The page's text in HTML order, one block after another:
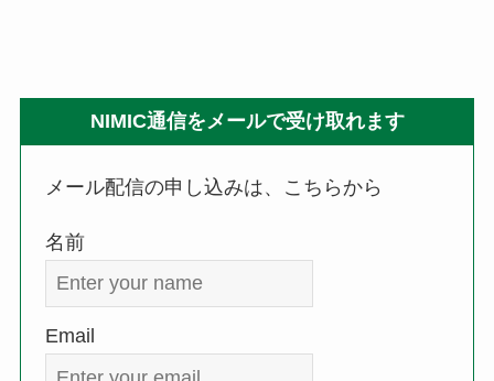
NIMIC通信をメールで受け取れます
メール配信の申し込みは、こちらから
名前
Email